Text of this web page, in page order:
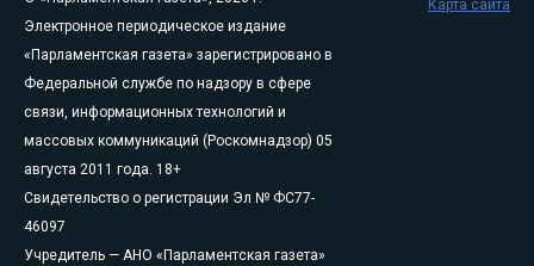
Электронное периодическое издание
«Парламентская газета» зарегистрировано в
Федеральной службе по надзору в сфере
связи, информационных технологий и
массовых коммуникаций (Роскомнадзор) 05
августа 2011 года. 18+
Свидетельство о регистрации Эл № ФС77-
46097
Учредитель — АНО «Парламентская газета»
Карта сайта